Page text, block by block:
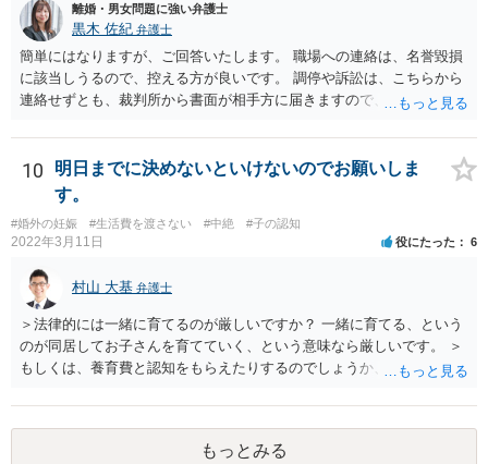
離婚・男女問題に強い弁護士
黒木 佐紀 弁護士
簡単にはなりますが、ご回答いたします。 職場への連絡は、名誉毀損
に該当しうるので、控える方が良いです。 調停や訴訟は、こちらから
連絡せずとも、裁判所から書面が相手方に届きますので、連絡不要で
いのであれば、調停や訴訟をするしかないかと思います。
10
明日までに決めないといけないのでお願いしま
す。
#婚外の妊娠 #生活費を渡さない #中絶 #子の認知
2022年3月11日 役にたった 6
村山 大基 弁護士
＞法律的には一緒に育てるのが厳しいですか？ 一緒に育てる、という
のが同居してお子さんを育てていく、という意味なら厳しいです。 ＞
もしくは、養育費と認知をもらえたりするのでしょうか、 相手が認知
す。 また、認知されたことを前提に、父親として子を養う義務があり
ますので、 養育費を請求できます。 ただ、極端な話相手に収入がなか
ったり、行方不明だったりすると、実際上の回収が難しい可能性はあ
もっとみる